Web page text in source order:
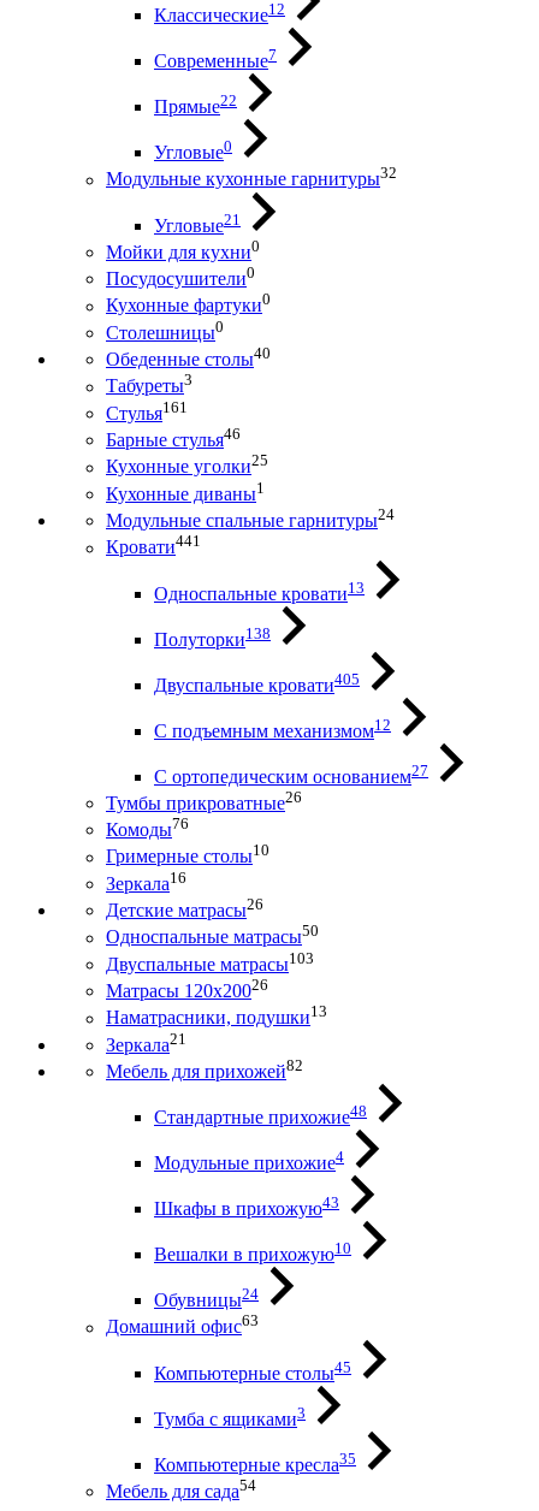
Классические12
Современные7
Прямые22
Угловые0
Модульные кухонные гарнитуры32
Угловые21
Мойки для кухни0
Посудосушители0
Кухонные фартуки0
Столешницы0
Обеденные столы40
Табуреты3
Стулья161
Барные стулья46
Кухонные уголки25
Кухонные диваны1
Модульные спальные гарнитуры24
Кровати441
Односпальные кровати13
Полуторки138
Двуспальные кровати405
С подъемным механизмом12
С ортопедическим основанием27
Тумбы прикроватные26
Комоды76
Гримерные столы10
Зеркала16
Детские матрасы26
Односпальные матрасы50
Двуспальные матрасы103
Матрасы 120х20026
Наматрасники, подушки13
Зеркала21
Мебель для прихожей82
Стандартные прихожие48
Модульные прихожие4
Шкафы в прихожую43
Вешалки в прихожую10
Обувницы24
Домашний офис63
Компьютерные столы45
Тумба с ящиками3
Компьютерные кресла35
Мебель для сада54